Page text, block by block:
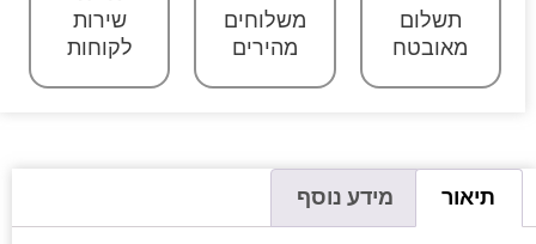
תשלום
מאובטח
משלוחים
מהירים
שירות
לקוחות
תיאור מידע נוסף